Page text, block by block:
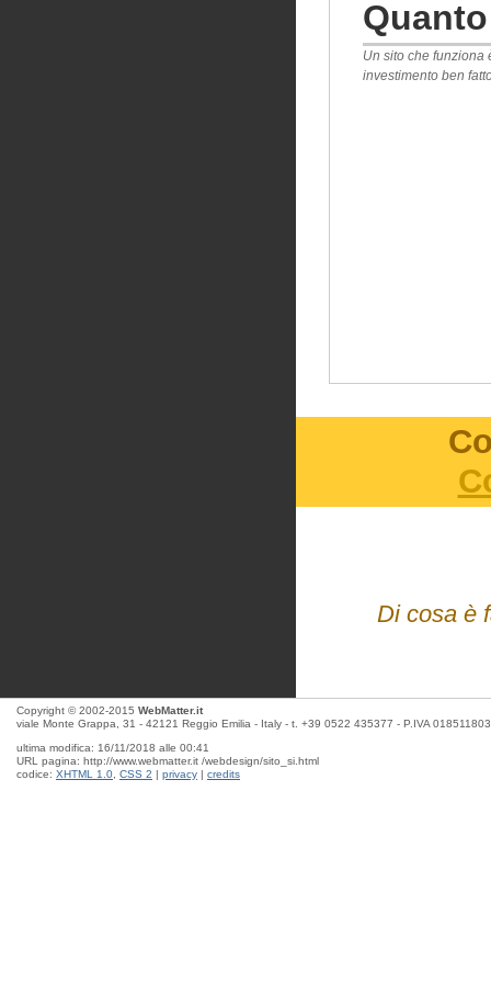
Un sito che funziona
investimento ben
Di cosa è
Copyright © 2002-2015 WebMatter.it
viale Monte Grappa, 31 - 42121 Reggio Emilia - Italy - t. +39 0522 435377 - P.IVA
ultima modifica: 16/11/2018 alle 00:41
URL pagina: http://www.webmatter.it /webdesign/sito_si.html
codice: XHTML 1.0, CSS 2 | privacy | credits